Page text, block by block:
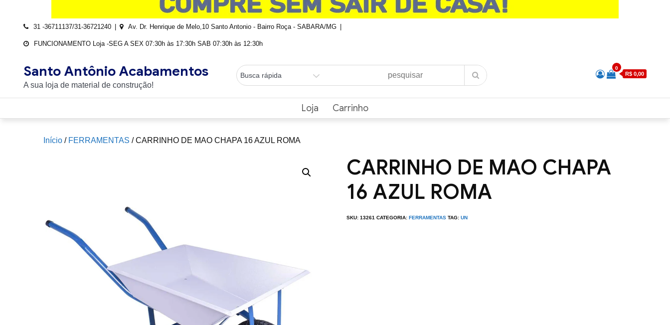
31 -36711137/31-36721240 Av. Dr. Henrique de Melo,10 Santo Antonio - Bairro Roça - SABARA/MG
FUNCIONAMENTO Loja -SEG A SEX 07:30h às 17:30h SAB 07:30h às 12:30h
Santo Antônio Acabamentos
A sua loja de material de construção!
0
R$ 0,00
Loja Carrinho
Início / FERRAMENTAS / CARRINHO DE MAO CHAPA 16 AZUL ROMA
CARRINHO DE MAO CHAPA
16 AZUL ROMA
SKU:13261 CATEGORIA:FERRAMENTAS TAG:UN